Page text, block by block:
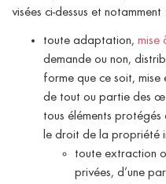
visées ci-dessus et notamment :
toute adaptation, mise
demande ou non,
forme que ce soit, mise
de tout ou partie des
tous éléments
le droit de la propriété
toute extraction
privées, d’une